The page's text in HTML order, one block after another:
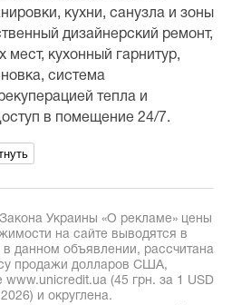
кухни, санузла и зоны
дизайнерский ремонт,
мест, кухонный гарнитур,
система
тепла и
в помещение 24/7.
Украины «О рекламе» цены
на сайте выводятся в
в данном объявлении, рассчитана
продажи долларов США,
www.unicredit.ua (45 грн. за 1 USD
и округлена.